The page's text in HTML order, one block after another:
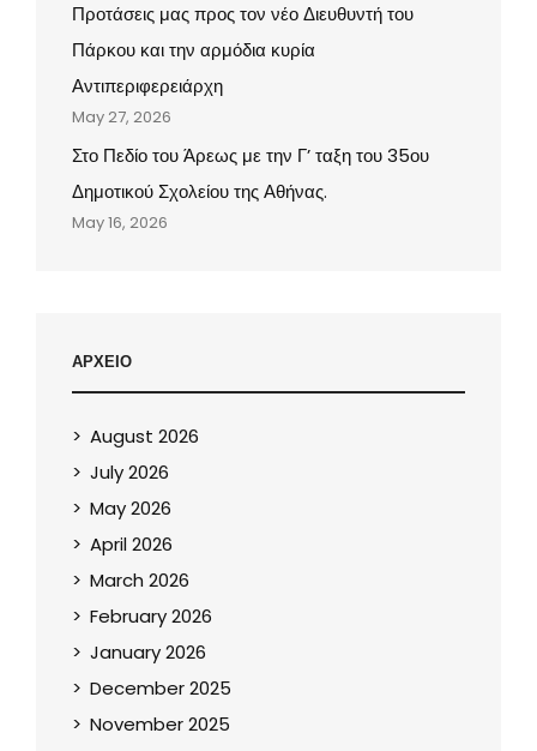
Προτάσεις μας προς τον νέο Διευθυντή του
Πάρκου και την αρμόδια κυρία
Αντιπεριφερειάρχη
May 27, 2026
Στο Πεδίο του Άρεως με την Γ’ ταξη του 35ου
Δημοτικού Σχολείου της Αθήνας.
May 16, 2026
ΑΡΧΕΙΟ
August 2026
July 2026
May 2026
April 2026
March 2026
February 2026
January 2026
December 2025
November 2025